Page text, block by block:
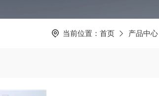
当前位置： 首页 产品中心